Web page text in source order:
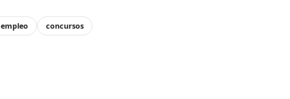
empleo concursos